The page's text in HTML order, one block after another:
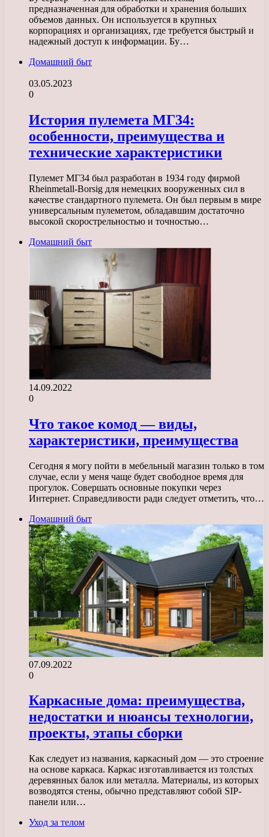
предназначенная для обработки и хранения больших
объемов данных. Он используется в крупных
корпорациях и организациях, где требуется быстрый и
надежный доступ к информации. Бу…
Домашний быт
03.05.2023
0
История пулемета МГ34:
особенности, преимущества и
технические характеристики
Пулемет МГ34 был разработан в 1934 году фирмой
Rheinmetall-Borsig для немецких вооруженных сил в
качестве стандартного пулемета. Он был первым в мире
универсальным пулеметом, обладавшим достаточно
высокой скорострельностью и точностью…
Домашний быт
14.09.2022
0
Что такое комод — виды,
характеристики, преимущества
Сегодня я могу пойти в мебельный магазин только в том
случае, если у меня чаще будет свободное время для
прогулок. Совершать основные покупки через
Интернет. Справедливости ради следует отметить, что…
Домашний быт
07.09.2022
0
Каркасные дома: преимущества,
недостатки и нюансы технологии,
проекты, этапы сборки
Как следует из названия, каркасный дом — это строение
на основе каркаса. Каркас изготавливается из толстых
деревянных балок или металла. Материалы, из которых
возводятся стены, обычно представляют собой SIP-
панели или…
Уход за телом